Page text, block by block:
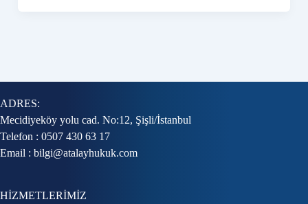
ADRES:
Mecidiyeköy yolu cad. No:12, Şişli/İstanbul
Telefon : 0507 430 63 17
Email : bilgi@atalayhukuk.com
HİZMETLERİMİZ